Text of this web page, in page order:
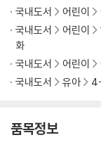
국내도서 어린이
국내도서
어린이
화
국내도서
어린이
국내도서
유아
품목정보